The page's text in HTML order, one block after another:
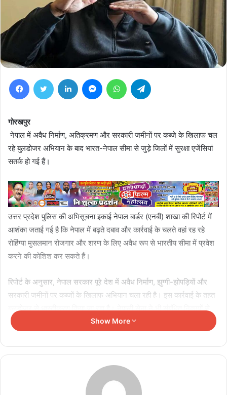
FacebookTwitter LinkedIn MessengerWhatsApp
गोरखपुर
नेपाल में अवैध निर्माण, अतिक्रमण और सरकारी जमीनों पर कब्जे के खिलाफ चल
रहे बुलडोजर अभियान के बाद भारत-नेपाल सीमा से जुड़े जिलों में सुरक्षा एजेंसियां
सतर्क हो गई हैं।
उत्तर प्रदेश पुलिस की अभिसूचना इकाई नेपाल बार्डर (एनबी) शाखा की रिपोर्ट में
आशंका जताई गई है कि नेपाल में बढ़ते दबाव और कार्रवाई के चलते वहां रह रहे
रोहिंग्या मुसलमान रोजगार और शरण के लिए अवैध रूप से भारतीय सीमा में प्रवेश
करने की कोशिश कर सकते हैं।
रिपोर्ट के अनुसार, नेपाल सरकार पूरे देश में अवैध निर्माण, झुग्गी-झोपड़ियों और
सरकारी जमीनों पर कब्जों के खिलाफ अभियान चला रही है। इस कार्रवाई के तहत
बुलडोजर से ध्वस्तीकरण किया जा रहा है। नेपाली सेना ने भी संबंधित निकायों से
अवैध बस्तियों और झुग्गी-झोपड़ियों का विस्तृत आंकड़ा मांगा है।
Related Articles
पीओके में बढ़ते विरोध के बीच PML-N का यू-टर्न, 99%
प्रदर्शनकारी बताए देशभक्त
Show More